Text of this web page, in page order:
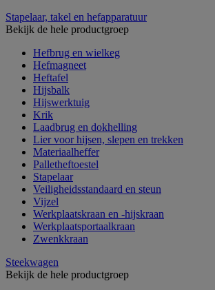
Stapelaar, takel en hefapparatuur
Bekijk de hele productgroep
Hefbrug en wielkeg
Hefmagneet
Heftafel
Hijsbalk
Hijswerktuig
Krik
Laadbrug en dokhelling
Lier voor hijsen, slepen en trekken
Materiaalheffer
Palletheftoestel
Stapelaar
Veiligheidsstandaard en steun
Vijzel
Werkplaatskraan en -hijskraan
Werkplaatsportaalkraan
Zwenkkraan
Steekwagen
Bekijk de hele productgroep